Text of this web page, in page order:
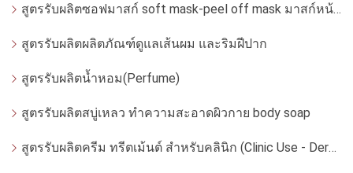
สูตรรับผลิตซอฟมาสก์ soft mask-peel off mask มาสก์หน้ากากอ่อน
สูตรรับผลิตผลิตภัณฑ์ดูแลเส้นผม และริมฝีปาก
สูตรรับผลิตน้ำหอม(Perfume)
สูตรรับผลิตสบู่เหลว ทำความสะอาดผิวกาย body soap
สูตรรับผลิตครีม ทรีตเม้นต์ สำหรับคลินิก (Clinic Use - Dermatologist)